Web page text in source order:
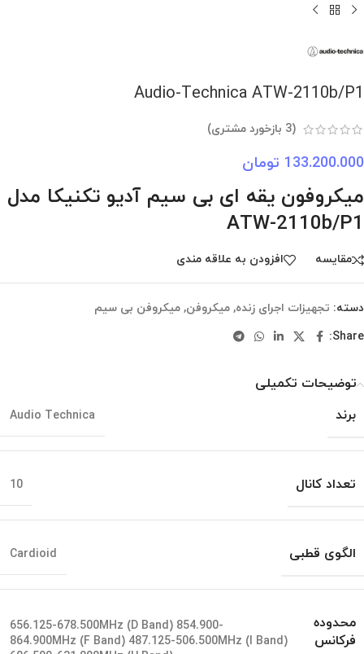
Audio-Technica ATW-2110b/P1
(
3 بازخورد مشتری)
133.200.000 تومان
میکروفون یقه ای بی سیم آدیو تکنیکا مدل
ATW-2110b/P1
مقایسه افزودن به علاقه مندی
دسته: تجهیزات اجرای زنده, میکروفن, میکروفن بی سیم
Share:
توضیحات تکمیلی
برند
Audio Technica
تعداد کانال 10
الگوی قطبی Cardioid
محدوده
فرکانس
656.125-678.500MHz (D Band) 854.900-
864.900MHz (F Band) 487.125-506.500MHz (I Band)